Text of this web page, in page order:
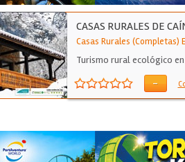
CASAS RURALES DE
Casas Rurales (Completas)
Turismo rural ecológico
-